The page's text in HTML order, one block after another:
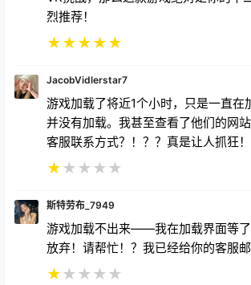
烈推荐！
★★★★★
JacobVidlerstar7
游戏加载了将近1个小时，只是一直在
并没有加载。我甚至查看了他们的网
客服联系方式？！？？真是让人抓狂！
★★ ★ ★ ★
斯特劳布_7949
游戏加载不出来——我在加载界面等
放弃！请帮忙！？我已经给你的客服
★★ ★ ★ ★